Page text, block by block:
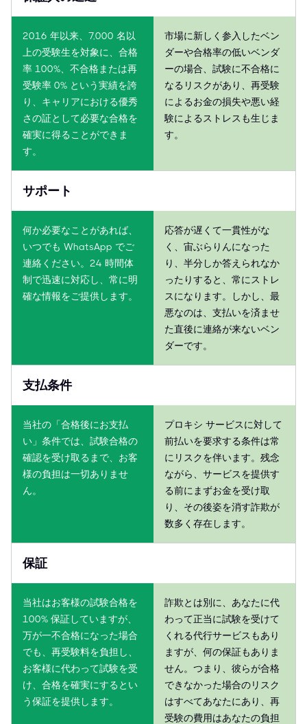
2016 年以来、7,000 名以
上の受験生を対象に、合格
率 100%、不合格または再
受験率 0% という実績を誇
り、キャリアにおける優秀
さの証として必要な合格を
確実に得ることができま
す。
市場に新しく参入したベン
ダーや合格率の低いベンダ
ーの場合、試験に不合格に
なるリスクがあり、再受験
によるお金の損失や悪い経
験によるストレスも生じま
す。
サポート
何か必要なことがあれば、
いつでも WhatsApp でご
連絡ください。24 時間体
制で迅速に対応し、常に明
確な情報をご提供します。
応答が遅くて一貫性がな
く、宙ぶらりんになった
り、半分しか答えられなか
ったりすると、常にストレ
スになります。しかし、最
悪なのは、支払いを済ませ
た直後に連絡が来ないベン
ダーです。
支払条件
当社の「合格後にお支払
い」条件では、試験合格の
確認を受け取るまで、お客
様の負担は一切ありませ
ん。
プロキシ サービスに対して
前払いを要求する条件は常
にリスクを伴います。残念
ながら、サービスを提供す
る前にまずお金を受け取
り、その後姿を消す詐欺が
数多く存在します。
保証
当社はお客様の試験合格を
100% 保証していますが、
万が一不合格になった場合
でも、再受験料を負担し、
お客様に代わって試験を受
け、合格を確実にするとい
う保証を提供します。
詐欺とは別に、あなたに代
わって正当に試験を受けて
くれる代行サービスもあり
ますが、何の保証もありま
せん。つまり、彼らが合格
できなかった場合のリスク
はすべてあなたにあり、再
受験の費用はあなたの負担